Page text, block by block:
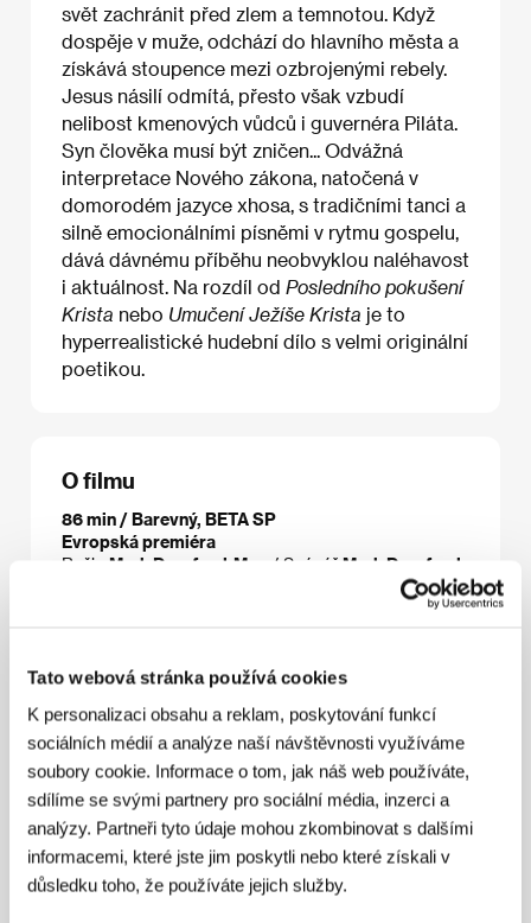
Tato webová stránka používá cookies
K personalizaci obsahu a reklam, poskytování funkcí
sociálních médií a analýze naší návštěvnosti využíváme
soubory cookie. Informace o tom, jak náš web používáte,
sdílíme se svými partnery pro sociální média, inzerci a
analýzy. Partneři tyto údaje mohou zkombinovat s dalšími
informacemi, které jste jim poskytli nebo které získali v
důsledku toho, že používáte jejich služby.
svět zachránit před zlem a temnotou. Když
dospěje v muže, odchází do hlavního města a
získává stoupence mezi ozbrojenými rebely.
Jesus násilí odmítá, přesto však vzbudí
nelibost kmenových vůdců i guvernéra Piláta.
Syn člověka musí být zničen... Odvážná
interpretace Nového zákona, natočená v
domorodém jazyce xhosa, s tradičními tanci a
silně emocionálními písněmi v rytmu gospelu,
dává dávnému příběhu neobvyklou naléhavost
i aktuálnost. Na rozdíl od Posledního pokušení
Krista nebo Umučení Ježíše Krista je to
hyperrealistické hudební dílo s velmi originální
poetikou.
O filmu
86 min / Barevný, BETA SP
Evropská premiéra
Režie Mark Dornford-May / Scénář Mark Dornford-
/ Kamera
Charles Hazlewood, Pauline
DDK/ HrajíAndile Kosi, Pauline Malefane, Sibulele
and Music Entertainment Ltd
Režie